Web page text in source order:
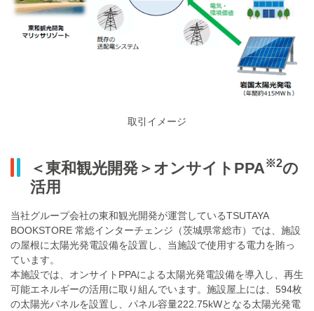
取引イメージ
＜東和観光開発＞オンサイトPPA※2の
活用
当社グループ会社の東和観光開発が運営しているTSUTAYA
BOOKSTORE 常総インターチェンジ（茨城県常総市）では、施設
の屋根に太陽光発電設備を設置し、当施設で使用する電力を賄っ
ています。
本施設では、オンサイトPPAによる太陽光発電設備を導入し、再生
可能エネルギーの活用に取り組んでいます。施設屋上には、594枚
の太陽光パネルを設置し、パネル容量222.75kWとなる太陽光発電